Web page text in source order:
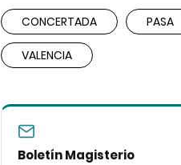
CONCERTADA PASA
VALENCIA
Boletín Magisterio